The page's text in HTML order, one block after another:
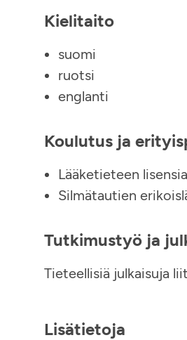
Kielitaito
suomi
ruotsi
englanti
Koulutus ja
Lääketieteen
Silmätautien
Tutkimustyö ja
Tieteellisiä julkaisuja
Lisätietoja